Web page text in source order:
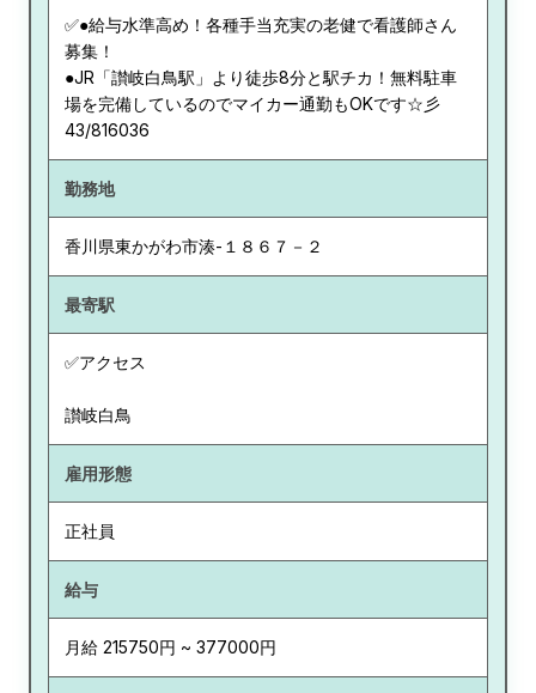
✅●給与水準高め！各種手当充実の老健で看護師さん
募集！
●JR「讃岐白鳥駅」より徒歩8分と駅チカ！無料駐車
場を完備しているのでマイカー通勤もOKです☆彡
43/816036
勤務地
香川県東かがわ市湊-１８６７－２
最寄駅
✅アクセス
讃岐白鳥
雇用形態
正社員
給与
月給 215750円 ~ 377000円